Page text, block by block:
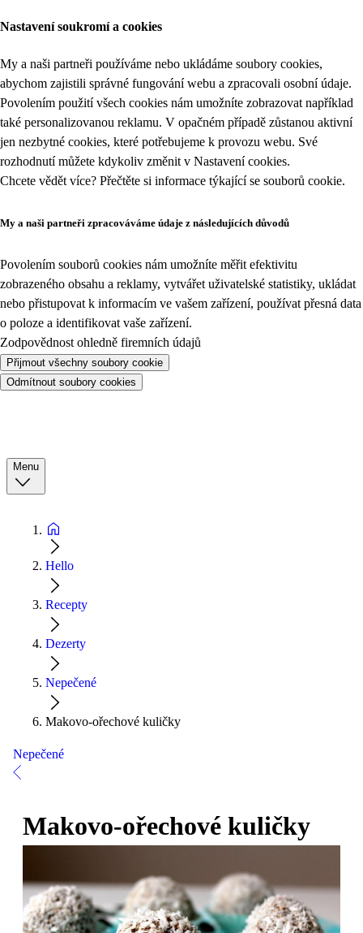
Nastavení soukromí a cookies
My a naši partneři používáme nebo ukládáme soubory cookies,
abychom zajistili správné fungování webu a zpracovali osobní údaje.
Povolením použití všech cookies nám umožníte zobrazovat například
také personalizovanou reklamu. V opačném případě zůstanou aktivní
jen nezbytné cookies, které potřebujeme k provozu webu. Své
rozhodnutí můžete kdykoliv změnit v Nastavení cookies.
Chcete vědět více? Přečtěte si informace týkající se souborů cookie.
My a naši partneři zpracováváme údaje z následujících důvodů
Povolením souborů cookies nám umožníte měřit efektivitu
zobrazeného obsahu a reklamy, vytvářet uživatelské statistiky, ukládat
nebo přistupovat k informacím ve vašem zařízení, používat přesná data
o poloze a identifikovat vaše zařízení.
Zodpovědnost ohledně firemních údajů
Přijmout všechny soubory cookie
Odmítnout soubory cookies
Menu
Hello
Recepty
Dezerty
Nepečené
Makovo-ořechové kuličky
Nepečené
Makovo-ořechové kuličky